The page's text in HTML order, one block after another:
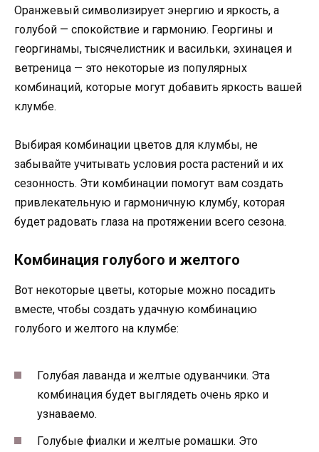
Оранжевый символизирует энергию и яркость, а
голубой — спокойствие и гармонию. Георгины и
георгинамы, тысячелистник и васильки, эхинацея и
ветреница — это некоторые из популярных
комбинаций, которые могут добавить яркость вашей
клумбе.
Выбирая комбинации цветов для клумбы, не
забывайте учитывать условия роста растений и их
сезонность. Эти комбинации помогут вам создать
привлекательную и гармоничную клумбу, которая
будет радовать глаза на протяжении всего сезона.
Комбинация голубого и желтого
Вот некоторые цветы, которые можно посадить
вместе, чтобы создать удачную комбинацию
голубого и желтого на клумбе:
Голубая лаванда и желтые одуванчики. Эта
комбинация будет выглядеть очень ярко и
узнаваемо.
Голубые фиалки и желтые ромашки. Это